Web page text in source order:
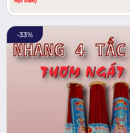
-33%